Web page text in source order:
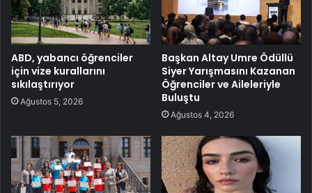
ABD, yabancı öğrenciler
için vize kurallarını
sıkılaştırıyor
Ağustos 5, 2026
Başkan Altay Umre Ödüllü
Siyer Yarışmasını Kazanan
Öğrenciler ve Aileleriyle
Buluştu
Ağustos 4, 2026